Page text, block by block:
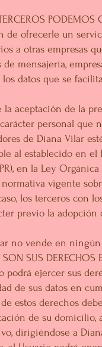
PODEMOS
de ofrecerle un
a otras empresas
de mensajería,
los datos que se
la aceptación de la
personal que
de Diana Vilar
al establecido en el
en la Ley
normativa vigente
los terceros con
previo la adopción
no vende en
SON SUS DERECHOS
podrá ejercer sus
de sus datos en
estos derechos
de su domicilio,
dirigiéndose a